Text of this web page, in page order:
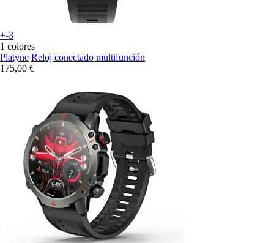
+-3
1 colores
Platyne Reloj conectado multifunción
175,00 €